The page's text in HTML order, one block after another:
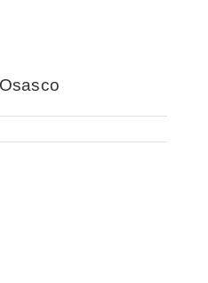
Osasco